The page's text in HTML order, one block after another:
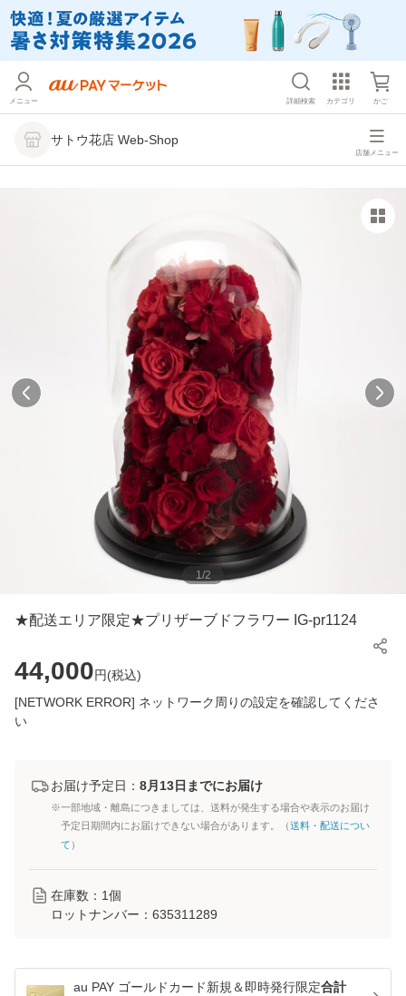
メニュー 詳細検索 カテゴリ かご
サトウ花店 Web-Shop
店舗メニュー
1/2
★配送エリア限定★プリザーブドフラワー IG-pr1124
44,000円(税込)
[NETWORK ERROR] ネットワーク周りの設定を確認してくださ
い
お届け予定日： 8月13日までにお届け
※一部地域・離島につきましては、送料が発生する場合や表示のお届け
予定日期間内にお届けできない場合があります。（送料・配送につい
て ）
在庫数： 1個
ロットナンバー： 635311289
au PAY ゴールドカード新規＆即時発行限定合計